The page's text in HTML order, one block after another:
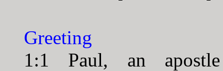
Greeting
1:1 Paul, an